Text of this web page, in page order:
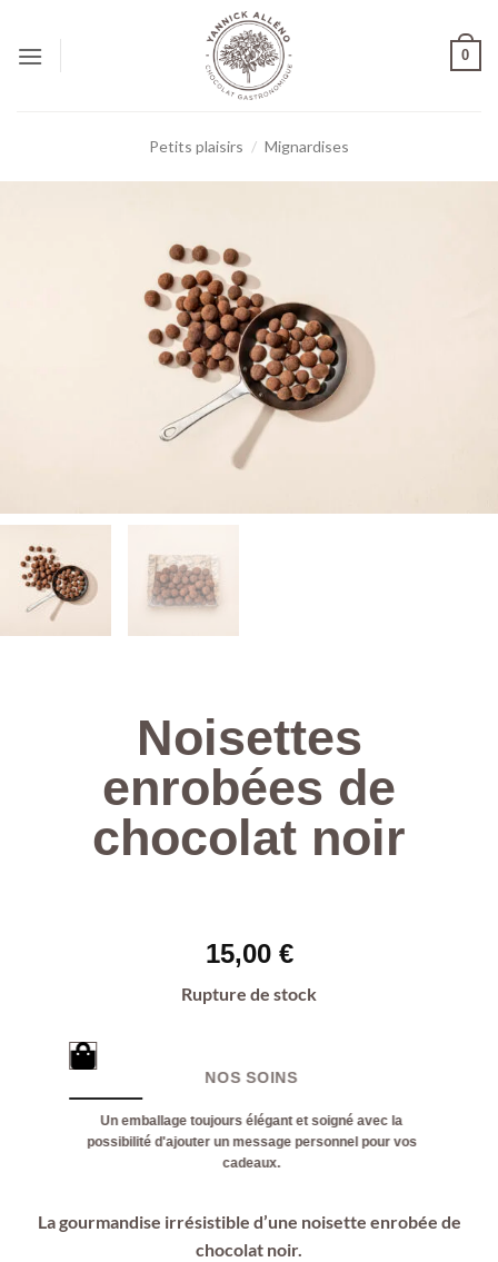
0
Petits plaisirs / Mignardises
Noisettes
enrobées de
chocolat noir
15,00 €
Rupture de stock
NOS SOINS
Un emballage toujours élégant et soigné avec la
possibilité d'ajouter un message personnel pour vos
cadeaux.
La gourmandise irrésistible d’une noisette enrobée de
chocolat noir.